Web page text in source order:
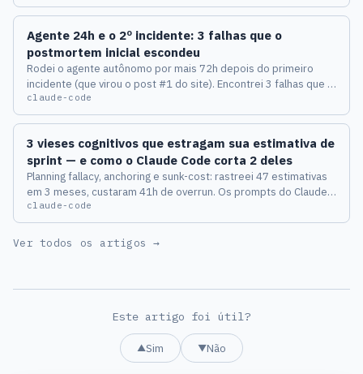
Agente 24h e o 2º incidente: 3 falhas que o
postmortem inicial escondeu
Rodei o agente autônomo por mais 72h depois do primeiro
incidente (que virou o post #1 do site). Encontrei 3 falhas que o
postmortem inicial não viu.
claude-code
3 vieses cognitivos que estragam sua estimativa de
sprint — e como o Claude Code corta 2 deles
Planning fallacy, anchoring e sunk-cost: rastreei 47 estimativas
em 3 meses, custaram 41h de overrun. Os prompts do Claude
Code que cortam 2 dos 3 — o terceiro é humano puro.
claude-code
Ver todos os artigos →
Este artigo foi útil?
▲Sim ▼Não